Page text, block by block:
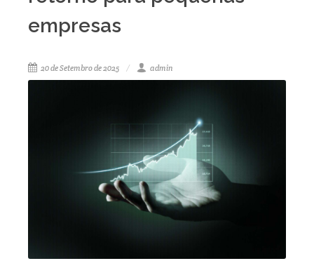
empresas
20 de Setembro de 2025 admin